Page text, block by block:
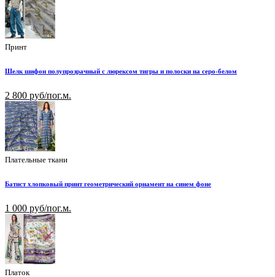
Принт
Шелк шифон полупрозрачный с люрексом тигры и полоски на серо-белом
2 800 руб/пог.м.
Плательные ткани
Батист хлопковый принт геометрический орнамент на синем фоне
1 000 руб/пог.м.
Платок